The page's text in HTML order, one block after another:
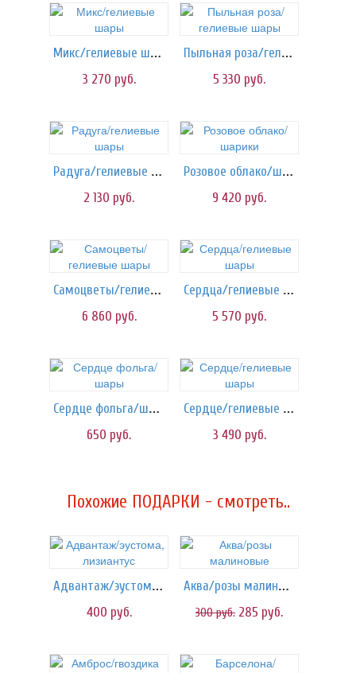
Микс/гелиевые шары
3 270 руб.
Пыльная роза/гелиевые шары
5 330 руб.
Радуга/гелиевые шары
2 130 руб.
Розовое облако/шарики
9 420 руб.
Самоцветы/гелиевые шары
6 860 руб.
Сердца/гелиевые шары
5 570 руб.
Сердце фольга/шары
650 руб.
Сердце/гелиевые шары
3 490 руб.
Похожие ПОДАРКИ - смотреть..
Адвантаж/эустома, лизиантус
400 руб.
Аква/розы малиновые
300руб. 285 руб.